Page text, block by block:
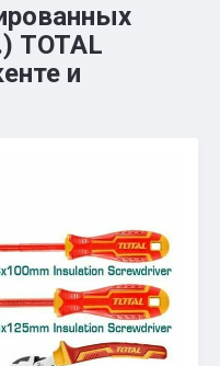
TOTAL
и